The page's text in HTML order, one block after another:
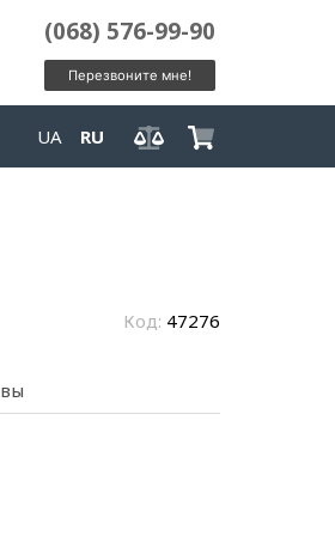
(068) 576-99-90
Перезвоните мне!
UA RU
Код: 47276